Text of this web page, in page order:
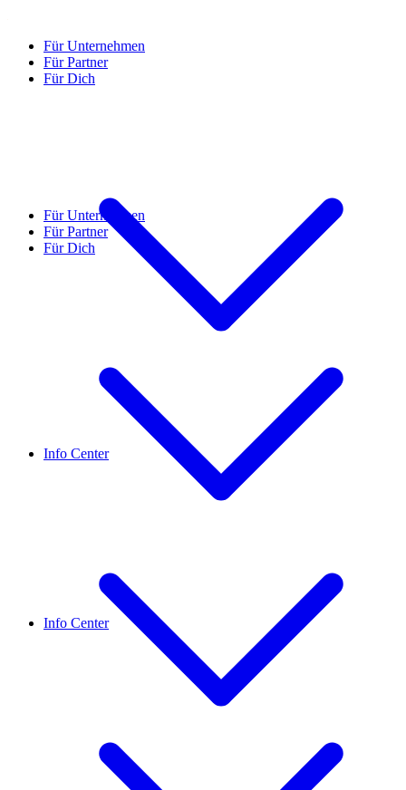
Für Unternehmen
Für Partner
Für Dich
Info Center
Für Unternehmen
Für Partner
Für Dich
Info Center